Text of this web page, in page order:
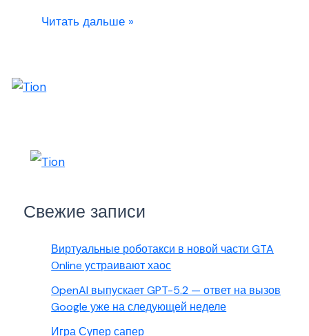
Читать дальше »
Свежие записи
Виртуальные роботакси в новой части GTA
Online устраивают хаос
OpenAI выпускает GPT-5.2 — ответ на вызов
Google уже на следующей неделе
Игра Супер сапер